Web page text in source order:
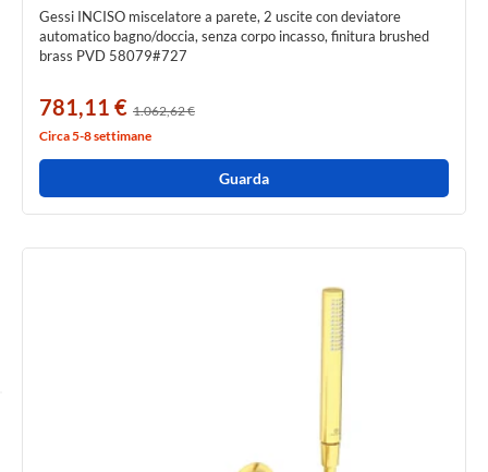
Gessi INCISO miscelatore a parete, 2 uscite con deviatore
automatico bagno/doccia, senza corpo incasso, finitura brushed
brass PVD 58079#727
781,11 € 1.062,62 €
Circa 5-8 settimane
Guarda